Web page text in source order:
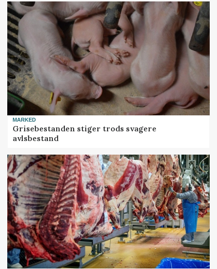
MARKED
Grisebestanden stiger trods svagere
avlsbestand